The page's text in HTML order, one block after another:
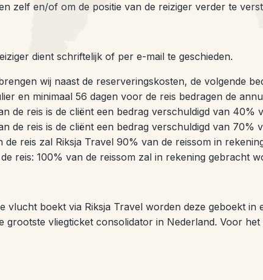
zelf en/of om de positie van de reiziger verder te
dient schriftelijk of per e-mail te geschieden.
wij naast de reserveringskosten, de volgende
en minimaal 56 dagen voor de reis bedragen de
de reis is de cliënt een bedrag verschuldigd van 40%
de reis is de cliënt een bedrag verschuldigd van 70%
reis zal Riksja Travel 90% van de reissom in
reis: 100% van de reissom zal in rekening gebracht
vlucht boekt via Riksja Travel worden deze geboekt
grootste vliegticket consolidator in Nederland. Voor